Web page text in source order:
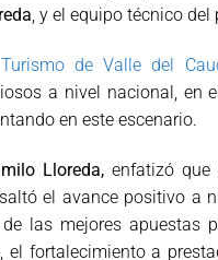
, y el equipo técnico del
de Valle del
a nivel nacional, en
en este escenario.
Lloreda,enfatizó que
el avance positivo a
las mejores apuestas
fortalecimiento a